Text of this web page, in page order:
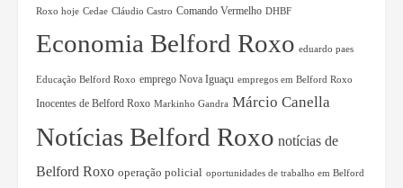
Roxo hoje Cedae Cláudio Castro Comando Vermelho DHBF
Economia Belford Roxo eduardo paes
Educação Belford Roxo emprego Nova Iguaçu empregos em Belford Roxo
Inocentes de Belford Roxo Markinho Gandra Márcio Canella
Notícias Belford Roxo notícias de
Belford Roxo operação policial oportunidades de trabalho em Belford